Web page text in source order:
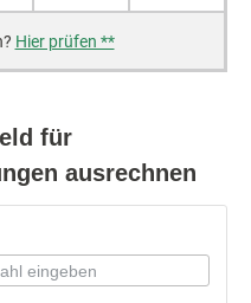
Hier prüfen **
für
ausrechnen